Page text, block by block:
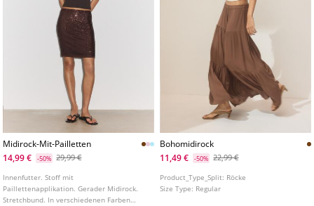
Midirock-Mit-Pailletten
14,99 €
-50% 29,99 €
Innenfutter. Stoff mit
Paillettenapplikation. Gerader Midirock.
Stretchbund. In verschiedenen Farben
Bohomidirock
11,49 €
-50% 22,99 €
Product_Type_Split: Röcke
Size Type: Regular